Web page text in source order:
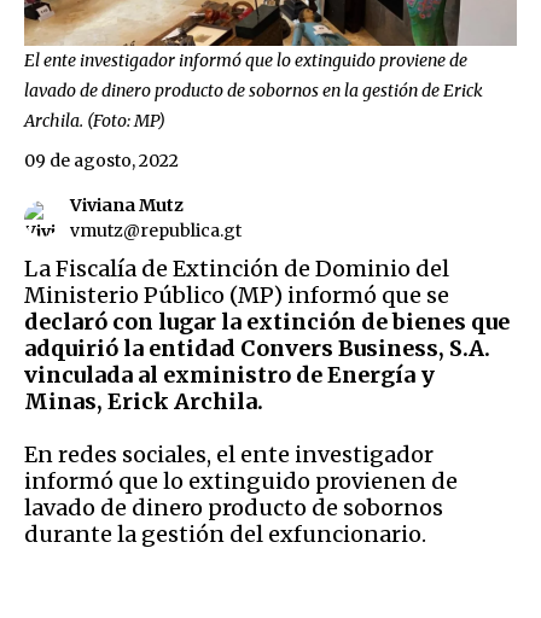
El ente investigador informó que lo extinguido proviene de
lavado de dinero producto de sobornos en la gestión de Erick
Archila. (Foto: MP)
Viviana Mutz
vmutz@republica.gt
09 de agosto, 2022
La Fiscalía de Extinción de Dominio del
Ministerio Público (MP) informó que se
declaró con lugar la extinción de bienes que
adquirió la entidad Convers Business, S.A.
vinculada al exministro de Energía y
Minas, Erick Archila.
En redes sociales, el ente investigador
informó que lo extinguido provienen de
lavado de dinero producto de sobornos
durante la gestión del exfuncionario.